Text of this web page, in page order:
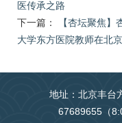
医传承之路
下一篇：
【杏坛聚焦
大学东方医院教师在北
地址：北京丰
67689655（